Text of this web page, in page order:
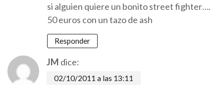
si alguien quiere un bonito street fighter….
50 euros con un tazo de ash
Responder
JM dice:
02/10/2011 a las 13:11